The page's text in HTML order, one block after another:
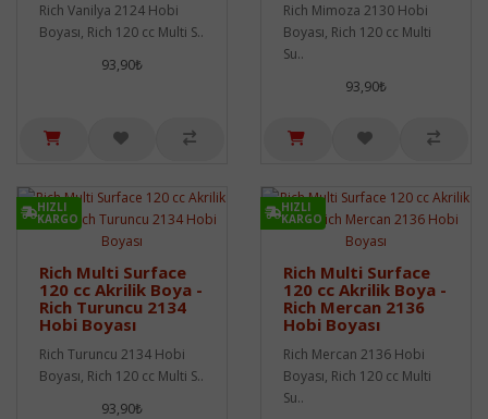
Rich Vanilya 2124 Hobi
Boyası, Rich 120 cc Multi S..
93,90₺
Rich Mimoza 2130 Hobi
Boyası, Rich 120 cc Multi
Su..
93,90₺
HIZLI
KARGO
Rich Multi Surface
120 cc Akrilik Boya -
Rich Turuncu 2134
Hobi Boyası
Rich Turuncu 2134 Hobi
Boyası, Rich 120 cc Multi S..
93,90₺
HIZLI
KARGO
Rich Multi Surface
120 cc Akrilik Boya -
Rich Mercan 2136
Hobi Boyası
Rich Mercan 2136 Hobi
Boyası, Rich 120 cc Multi
Su..